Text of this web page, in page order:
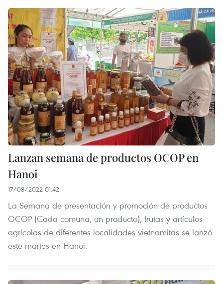
Lanzan semana de productos OCOP en
Hanoi
17/08/2022 01:42
La Semana de presentación y promoción de productos
OCOP (Cada comuna, un producto), frutas y artículos
agrícolas de diferentes localidades vietnamitas se lanzó
este martes en Hanoi.